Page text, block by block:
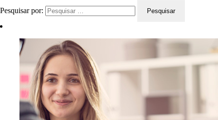
Pesquisar por: